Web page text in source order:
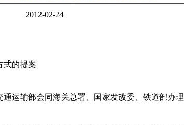
2012-02-24
式的提案
运输部会同海关总署、国家发改委、铁道部办理